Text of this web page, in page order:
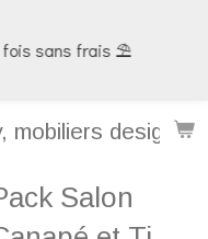
mobiliers design
fois sans frais ⛱️
Salon